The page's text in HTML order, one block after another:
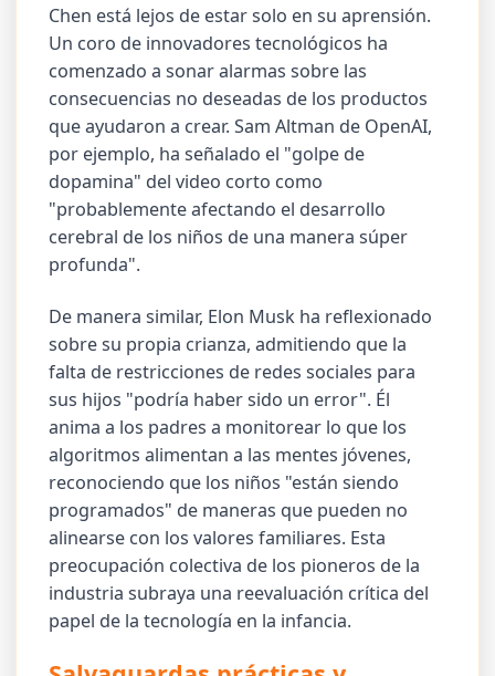
Chen está lejos de estar solo en su aprensión.
Un coro de innovadores tecnológicos ha
comenzado a sonar alarmas sobre las
consecuencias no deseadas de los productos
que ayudaron a crear. Sam Altman de OpenAI,
por ejemplo, ha señalado el "golpe de
dopamina" del video corto como
"probablemente afectando el desarrollo
cerebral de los niños de una manera súper
profunda".
De manera similar, Elon Musk ha reflexionado
sobre su propia crianza, admitiendo que la
falta de restricciones de redes sociales para
sus hijos "podría haber sido un error". Él
anima a los padres a monitorear lo que los
algoritmos alimentan a las mentes jóvenes,
reconociendo que los niños "están siendo
programados" de maneras que pueden no
alinearse con los valores familiares. Esta
preocupación colectiva de los pioneros de la
industria subraya una reevaluación crítica del
papel de la tecnología en la infancia.